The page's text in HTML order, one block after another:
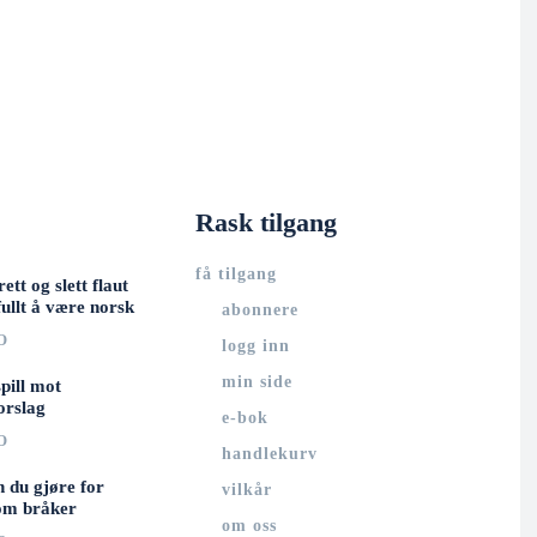
og slett flaut
å være norsk
mot
du gjøre for
bråker
Rask tilgang
få tilgang
abonnere
logg inn
min side
e-bok
handlekurv
vilkår
om oss